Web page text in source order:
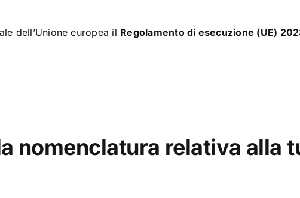
dell’Unione europea il Regolamento di esecuzione (UE)
nomenclatura relativa alla